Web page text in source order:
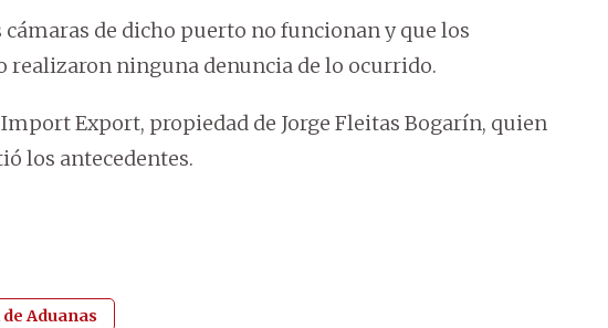
de dicho puerto no funcionan y que los
realizaron ninguna denuncia de lo ocurrido.
Export, propiedad de Jorge Fleitas Bogarín, quien
los antecedentes.
Aduanas